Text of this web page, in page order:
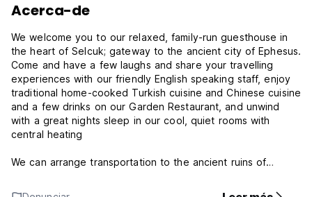
Acerca-de
We welcome you to our relaxed, family-run guesthouse in
the heart of Selcuk; gateway to the ancient city of Ephesus.
Come and have a few laughs and share your travelling
experiences with our friendly English speaking staff, enjoy
traditional home-cooked Turkish cuisine and Chinese cuisine
and a few drinks on our Garden Restaurant, and unwind
with a great nights sleep in our cool, quiet rooms with
central heating
We can arrange transportation to the ancient ruins of
km outside the city center. Just minutes from our